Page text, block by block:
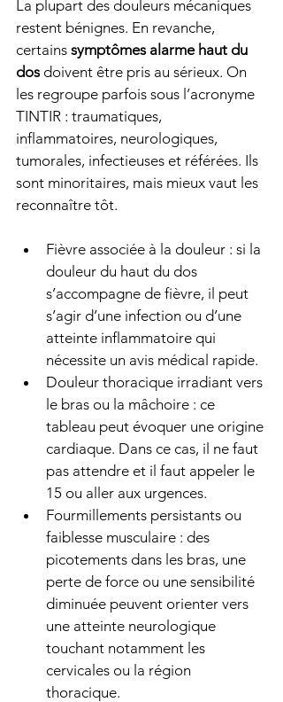
La plupart des douleurs mécaniques
restent bénignes. En revanche,
certains symptômes alarme haut du
dos doivent être pris au sérieux. On
les regroupe parfois sous l’acronyme
TINTIR : traumatiques,
inflammatoires, neurologiques,
tumorales, infectieuses et référées. Ils
sont minoritaires, mais mieux vaut les
reconnaître tôt.
Fièvre associée à la douleur : si la
douleur du haut du dos
s’accompagne de fièvre, il peut
s’agir d’une infection ou d’une
atteinte inflammatoire qui
nécessite un avis médical rapide.
Douleur thoracique irradiant vers
le bras ou la mâchoire : ce
tableau peut évoquer une origine
cardiaque. Dans ce cas, il ne faut
pas attendre et il faut appeler le
15 ou aller aux urgences.
Fourmillements persistants ou
faiblesse musculaire : des
picotements dans les bras, une
perte de force ou une sensibilité
diminuée peuvent orienter vers
une atteinte neurologique
touchant notamment les
cervicales ou la région
thoracique.